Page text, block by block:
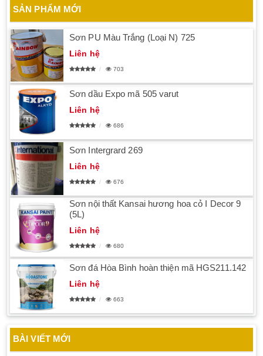
SẢN PHẨM MỚI
Sơn PU Màu Trắng (Loại N) 725
Liên hệ
703
Sơn dầu Expo mã 505 varut
Liên hệ
686
Sơn Intergrard 269
Liên hệ
676
Sơn nội thất Kansai hương hoa cỏ I Decor 9
(5L)
Liên hệ
680
Sơn đá Hòa Bình hoàn thiện mã HGS211.142
Liên hệ
663
BÀI VIẾT MỚI